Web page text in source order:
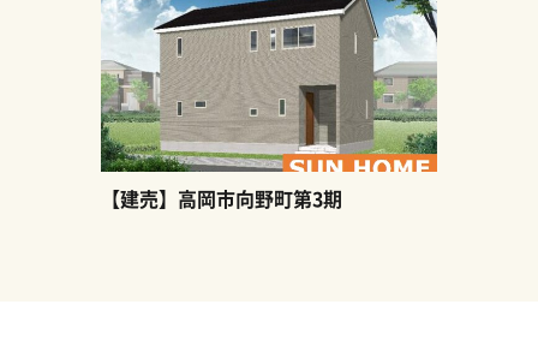
【建売】高岡市向野町第3期